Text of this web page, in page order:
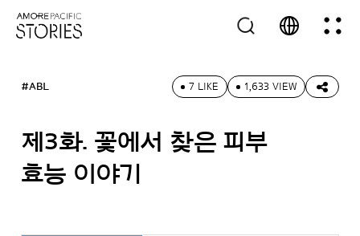
#ABL 7 LIKE 1,633 VIEW
제3화. 꽃에서 찾은 피부
효능 이야기